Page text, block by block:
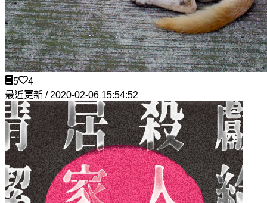
5
4
最近更新 / 2020-02-06 15:54:52